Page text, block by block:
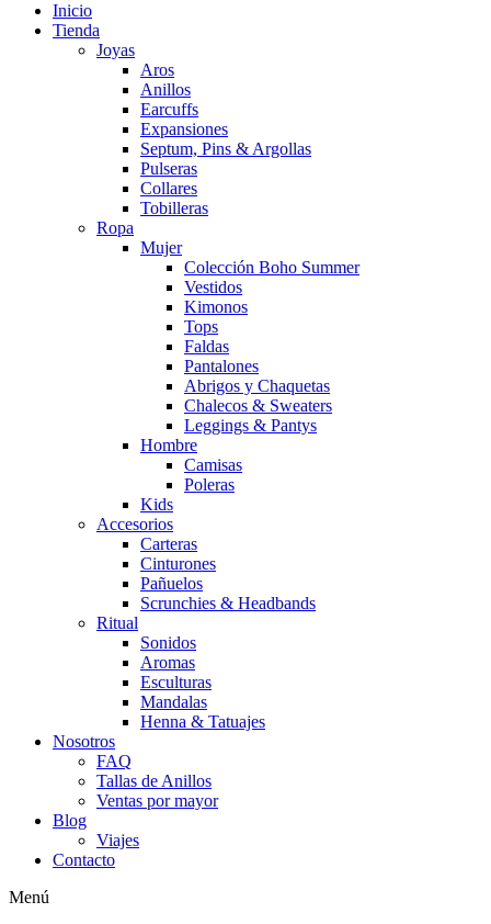
Inicio
Tienda
Joyas
Aros
Anillos
Earcuffs
Expansiones
Septum, Pins & Argollas
Pulseras
Collares
Tobilleras
Ropa
Mujer
Colección Boho Summer
Vestidos
Kimonos
Tops
Faldas
Pantalones
Abrigos y Chaquetas
Chalecos & Sweaters
Leggings & Pantys
Hombre
Camisas
Poleras
Kids
Accesorios
Carteras
Cinturones
Pañuelos
Scrunchies & Headbands
Ritual
Sonidos
Aromas
Esculturas
Mandalas
Henna & Tatuajes
Nosotros
FAQ
Tallas de Anillos
Ventas por mayor
Blog
Viajes
Contacto
Menú